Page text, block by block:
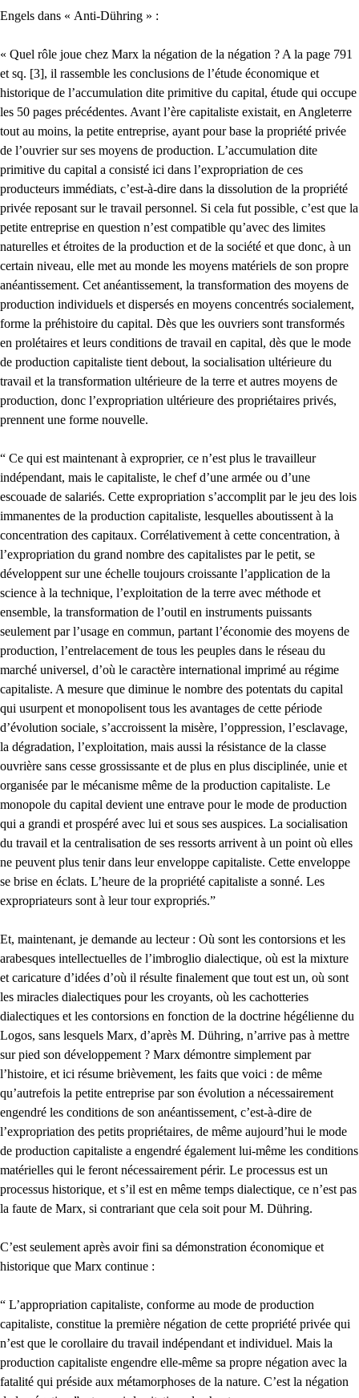
Engels dans « Anti-Dühring » :
« Quel rôle joue chez Marx la négation de la négation ? A la page 791
et sq. [3], il rassemble les conclusions de l’étude économique et
historique de l’accumulation dite primitive du capital, étude qui occupe
les 50 pages précédentes. Avant l’ère capitaliste existait, en Angleterre
tout au moins, la petite entreprise, ayant pour base la propriété privée
de l’ouvrier sur ses moyens de production. L’accumulation dite
primitive du capital a consisté ici dans l’expropriation de ces
producteurs immédiats, c’est-à-dire dans la dissolution de la propriété
privée reposant sur le travail personnel. Si cela fut possible, c’est que la
petite entreprise en question n’est compatible qu’avec des limites
naturelles et étroites de la production et de la société et que donc, à un
certain niveau, elle met au monde les moyens matériels de son propre
anéantissement. Cet anéantissement, la transformation des moyens de
production individuels et dispersés en moyens concentrés socialement,
forme la préhistoire du capital. Dès que les ouvriers sont transformés
en prolétaires et leurs conditions de travail en capital, dès que le mode
de production capitaliste tient debout, la socialisation ultérieure du
travail et la transformation ultérieure de la terre et autres moyens de
production, donc l’expropriation ultérieure des propriétaires privés,
prennent une forme nouvelle.
“ Ce qui est maintenant à exproprier, ce n’est plus le travailleur
indépendant, mais le capitaliste, le chef d’une armée ou d’une
escouade de salariés. Cette expropriation s’accomplit par le jeu des lois
immanentes de la production capitaliste, lesquelles aboutissent à la
concentration des capitaux. Corrélativement à cette concentration, à
l’expropriation du grand nombre des capitalistes par le petit, se
développent sur une échelle toujours croissante l’application de la
science à la technique, l’exploitation de la terre avec méthode et
ensemble, la transformation de l’outil en instruments puissants
seulement par l’usage en commun, partant l’économie des moyens de
production, l’entrelacement de tous les peuples dans le réseau du
marché universel, d’où le caractère international imprimé au régime
capitaliste. A mesure que diminue le nombre des potentats du capital
qui usurpent et monopolisent tous les avantages de cette période
d’évolution sociale, s’accroissent la misère, l’oppression, l’esclavage,
la dégradation, l’exploitation, mais aussi la résistance de la classe
ouvrière sans cesse grossissante et de plus en plus disciplinée, unie et
organisée par le mécanisme même de la production capitaliste. Le
monopole du capital devient une entrave pour le mode de production
qui a grandi et prospéré avec lui et sous ses auspices. La socialisation
du travail et la centralisation de ses ressorts arrivent à un point où elles
ne peuvent plus tenir dans leur enveloppe capitaliste. Cette enveloppe
se brise en éclats. L’heure de la propriété capitaliste a sonné. Les
expropriateurs sont à leur tour expropriés.”
Et, maintenant, je demande au lecteur : Où sont les contorsions et les
arabesques intellectuelles de l’imbroglio dialectique, où est la mixture
et caricature d’idées d’où il résulte finalement que tout est un, où sont
les miracles dialectiques pour les croyants, où les cachotteries
dialectiques et les contorsions en fonction de la doctrine hégélienne du
Logos, sans lesquels Marx, d’après M. Dühring, n’arrive pas à mettre
sur pied son développement ? Marx démontre simplement par
l’histoire, et ici résume brièvement, les faits que voici : de même
qu’autrefois la petite entreprise par son évolution a nécessairement
engendré les conditions de son anéantissement, c’est-à-dire de
l’expropriation des petits propriétaires, de même aujourd’hui le mode
de production capitaliste a engendré également lui-même les conditions
matérielles qui le feront nécessairement périr. Le processus est un
processus historique, et s’il est en même temps dialectique, ce n’est pas
la faute de Marx, si contrariant que cela soit pour M. Dühring.
C’est seulement après avoir fini sa démonstration économique et
historique que Marx continue :
“ L’appropriation capitaliste, conforme au mode de production
capitaliste, constitue la première négation de cette propriété privée qui
n’est que le corollaire du travail indépendant et individuel. Mais la
production capitaliste engendre elle-même sa propre négation avec la
fatalité qui préside aux métamorphoses de la nature. C’est la négation